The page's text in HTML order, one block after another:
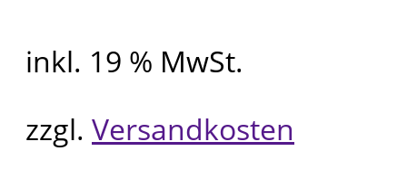
inkl. 19 % MwSt.
zzgl. Versandkosten